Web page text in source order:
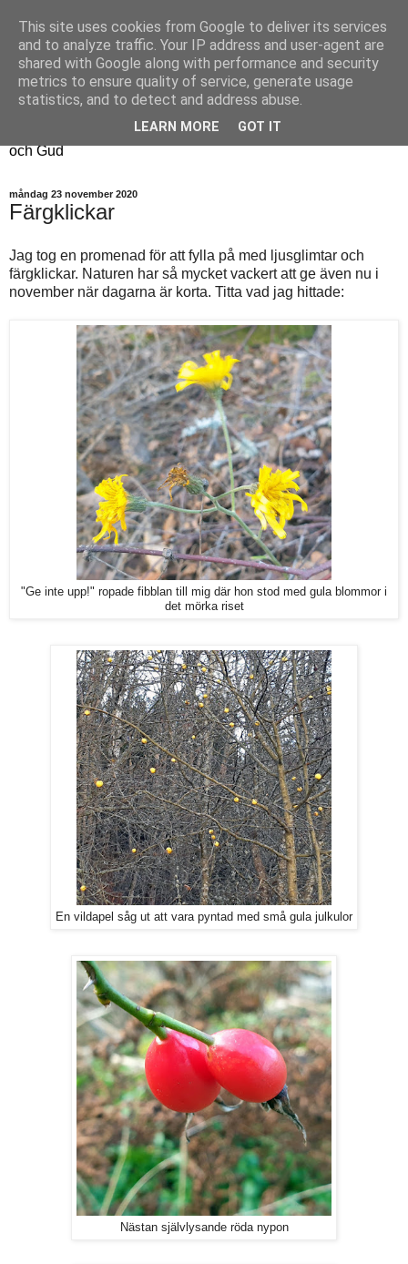
Fyren
Fyren finns för att sprida ljus i mörkret
För att påminna om guldkanterna i tillvaron
Här samsas jakt, hantverk, odling, och andra tankar om livet
och Gud
måndag 23 november 2020
Färgklickar
Jag tog en promenad för att fylla på med ljusglimtar och
färgklickar. Naturen har så mycket vackert att ge även nu i
november när dagarna är korta. Titta vad jag hittade:
"Ge inte upp!" ropade fibblan till mig där hon stod med gula blommor i
det mörka riset
En vildapel såg ut att vara pyntad med små gula julkulor
Nästan självlysande röda nypon
This site uses cookies from Google to deliver its services
and to analyze traffic. Your IP address and user-agent are
shared with Google along with performance and security
metrics to ensure quality of service, generate usage
statistics, and to detect and address abuse.
LEARN MORE GOT IT